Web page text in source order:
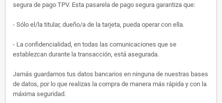
segura de pago TPV. Esta pasarela de pago segura garantiza que:
- Sólo el/la titular, dueño/a de la tarjeta, pueda operar con ella.
- La confidencialidad, en todas las comunicaciones que se
establezcan durante la transacción, está asegurada.
Jamás guardamos tus datos bancarios en ninguna de nuestras bases
de datos, por lo que realizas la compra de manera más rápida y con la
máxima seguridad.